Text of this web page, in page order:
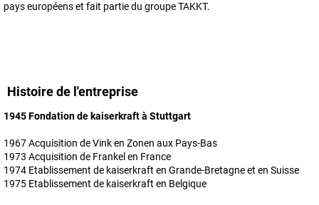
pays européens et fait partie du groupe TAKKT.
Histoire de l'entreprise
1945 Fondation de kaiserkraftà Stuttgart
1967 Acquisition de Vink en Zonen aux Pays-Bas
1973 Acquisition de Frankel en France
1974 Etablissement de kaiserkraft en Grande-Bretagne et en Suisse
1975 Etablissement de kaiserkraft en Belgique